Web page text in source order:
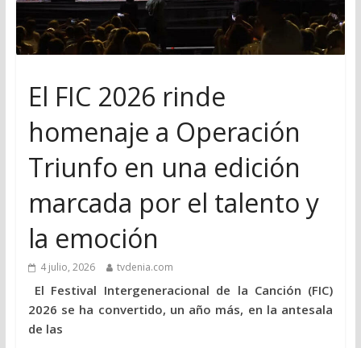
El FIC 2026 rinde
homenaje a Operación
Triunfo en una edición
marcada por el talento y
la emoción
4 julio, 2026 tvdenia.com
El Festival Intergeneracional de la Canción (FIC)
2026 se ha convertido, un año más, en la antesala
de las